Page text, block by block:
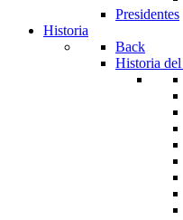
Presidentes
Historia
Back
Historia